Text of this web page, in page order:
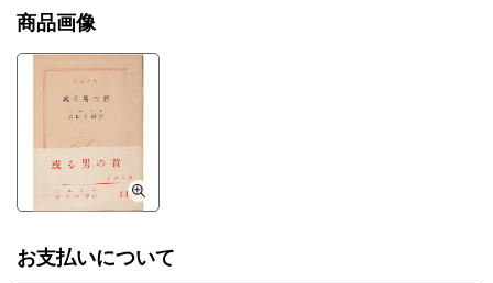
商品画像
お支払いについて